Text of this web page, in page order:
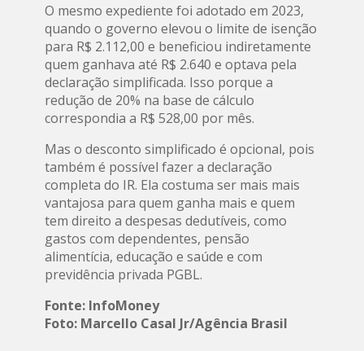
O mesmo expediente foi adotado em 2023,
quando o governo elevou o limite de isenção
para R$ 2.112,00 e beneficiou indiretamente
quem ganhava até R$ 2.640 e optava pela
declaração simplificada. Isso porque a
redução de 20% na base de cálculo
correspondia a R$ 528,00 por mês.
Mas o desconto simplificado é opcional, pois
também é possível fazer a declaração
completa do IR. Ela costuma ser mais mais
vantajosa para quem ganha mais e quem
tem direito a despesas dedutíveis, como
gastos com dependentes, pensão
alimentícia, educação e saúde e com
previdência privada PGBL.
Fonte: InfoMoney
Foto: Marcello Casal Jr/Agência Brasil